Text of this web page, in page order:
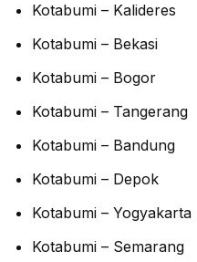
Kotabumi – Kalideres
Kotabumi – Bekasi
Kotabumi – Bogor
Kotabumi – Tangerang
Kotabumi – Bandung
Kotabumi – Depok
Kotabumi – Yogyakarta
Kotabumi – Semarang